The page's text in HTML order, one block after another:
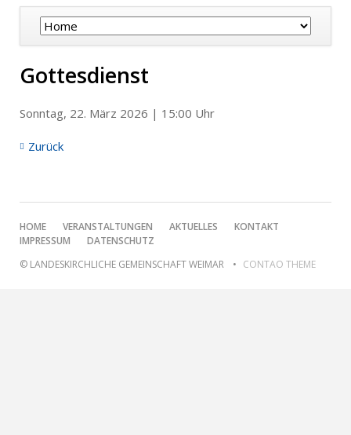
Navigation
Gottesdienst
Sonntag, 22. März 2026 | 15:00 Uhr
Zurück
NAVIGATION
ÜBERSPRINGEN
HOME VERANSTALTUNGEN AKTUELLES
KONTAKT
IMPRESSUM
DATENSCHUTZ
© LANDESKIRCHLICHE GEMEINSCHAFT WEIMAR
CONTAO THEME